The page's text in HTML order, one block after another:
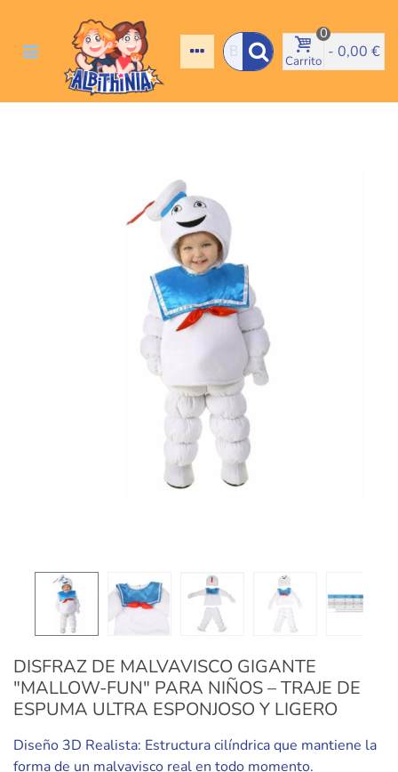
Carrito
0
- 0,00 €
DISFRAZ DE MALVAVISCO GIGANTE
"MALLOW-FUN" PARA NIÑOS – TRAJE DE
ESPUMA ULTRA ESPONJOSO Y LIGERO
Diseño 3D Realista: Estructura cilíndrica que mantiene la
forma de un malvavisco real en todo momento.